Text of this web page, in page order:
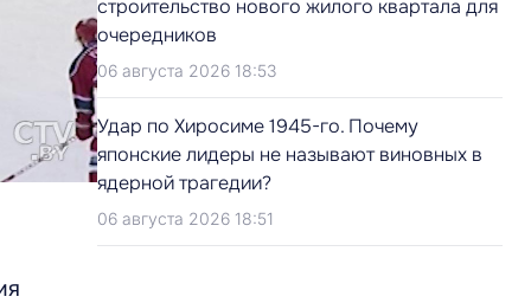
строительство нового жилого квартала для
очередников
06 августа 2026 18:53
Удар по Хиросиме 1945-го. Почему
японские лидеры не называют виновных в
ядерной трагедии?
06 августа 2026 18:51